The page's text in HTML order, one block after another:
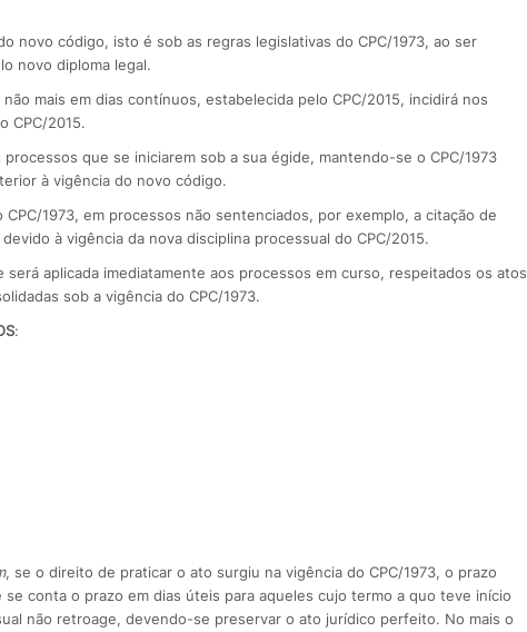
novo código, isto é sob as regras legislativas do CPC/1973, ao ser
novo diploma legal.
mais em dias contínuos, estabelecida pelo CPC/2015, incidirá nos
CPC/2015.
que se iniciarem sob a sua égide, mantendo-se o CPC/1973
à vigência do novo código.
1973, em processos não sentenciados, por exemplo, a citação de
à vigência da nova disciplina processual do CPC/2015.
será aplicada imediatamente aos processos em curso, respeitados os atos
sob a vigência do CPC/1973.
:
, se o direito de praticar o ato surgiu na vigência do CPC/1973, o prazo
conta o prazo em dias úteis para aqueles cujo termo a quo teve início
não retroage, devendo-se preservar o ato jurídico perfeito. No mais o